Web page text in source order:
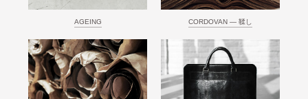
AGEING CORDOVAN ― 鞣し